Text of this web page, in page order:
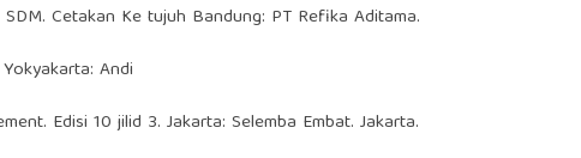
Cetakan Ke tujuh Bandung: PT Refika Aditama.
Andi
Edisi 10 jilid 3. Jakarta: Selemba Embat. Jakarta.